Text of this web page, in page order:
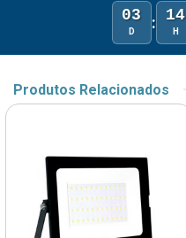
03
D : 14
H
Produtos Relacionados